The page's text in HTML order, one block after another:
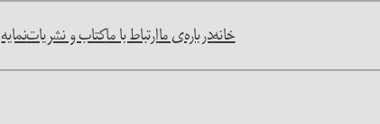
خانهدرباره‌ی ماارتباط با ماکتاب و نشریاتنمایه